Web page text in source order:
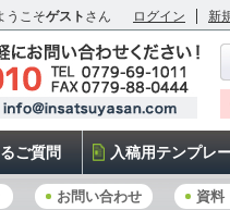
うこそゲスト さん ログイン 新
ご質問 入稿用テンプレ
お問い合わせ 資料